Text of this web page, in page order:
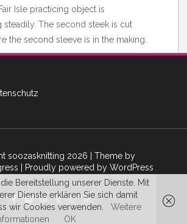
Isle practicing object is
steadily. The second steek is cut
the second sleeve is in the making.
1 2 »
soozasknitting 2026
| Theme by
| Proudly powered by WordPress
Bereitstellung unserer Dienste. Mit
Dienste erklären Sie sich damit
wir Cookies verwenden.
Weitere
OK